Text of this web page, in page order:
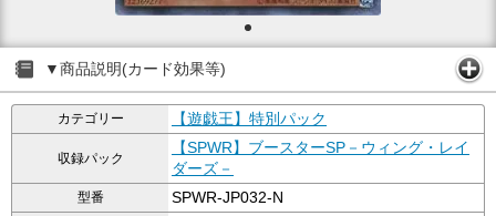
▼商品説明(カード効果等)
カテゴリー 【遊戯王】特別パック
収録パック
【SPWR】ブースターSP－ウィング・レイ
ダーズ－
型番 SPWR-JP032-N